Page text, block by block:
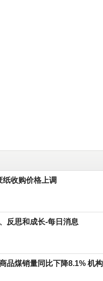
收购价格上调
反思和成长-每日消息
品煤销量同比下降8.1% 机